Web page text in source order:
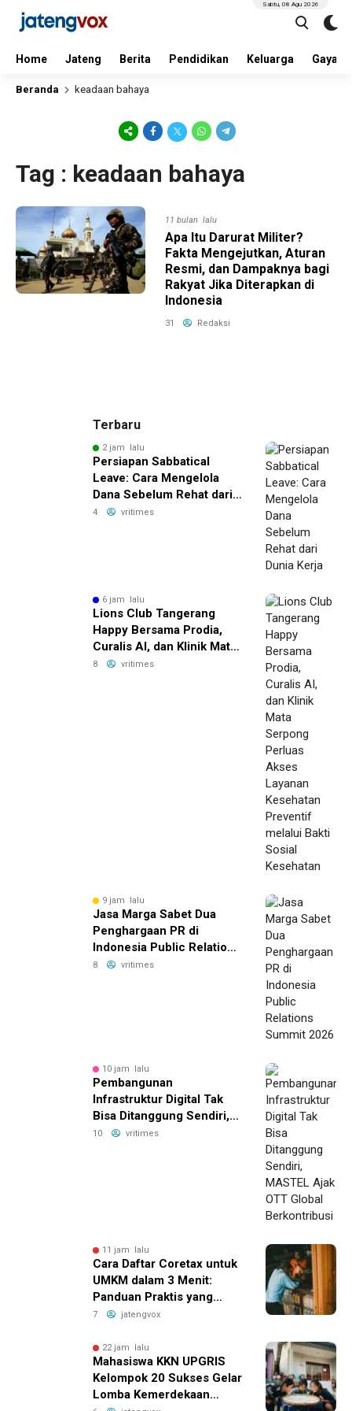
Home Jateng Berita Pendidikan Keluarga Gaya
Sabtu, 08 Agu 2026
Beranda keadaan bahaya
Tag : keadaan bahaya
11 bulan lalu
Apa Itu Darurat Militer?
Fakta Mengejutkan, Aturan
Resmi, dan Dampaknya bagi
Rakyat Jika Diterapkan di
Indonesia
31 Redaksi
Terbaru
2 jam lalu
Persiapan Sabbatical
Leave: Cara Mengelola
Dana Sebelum Rehat dari
Dunia Kerja
4 vritimes
6 jam lalu
Lions Club Tangerang
Happy Bersama Prodia,
Curalis AI, dan Klinik Mata
Serpong Perluas Akses
8 vritimes
9 jam lalu
Jasa Marga Sabet Dua
Penghargaan PR di
Indonesia Public Relations
Summit 2026
8 vritimes
10 jam lalu
Pembangunan
Infrastruktur Digital Tak
Bisa Ditanggung Sendiri,
MASTEL Ajak OTT Global
10 vritimes
11 jam lalu
Cara Daftar Coretax untuk
UMKM dalam 3 Menit:
Panduan Praktis yang
Bikin Bisnis Anda Lebih
7 jatengvox
22 jam lalu
Mahasiswa KKN UPGRIS
Kelompok 20 Sukses Gelar
Lomba Kemerdekaan